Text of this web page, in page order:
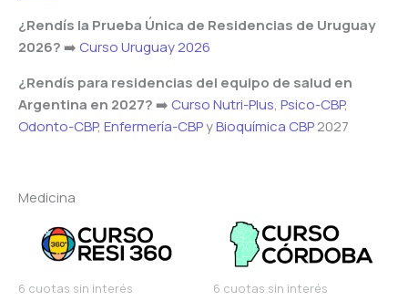
¿Rendís la Prueba Única de Residencias de Uruguay
2026?➡️ Curso Uruguay 2026
¿Rendís para residencias del equipo de salud en
Argentina en 2027?➡️ Curso Nutri-Plus, Psico-CBP,
Odonto-CBP, Enfermería-CBPyBioquímica CBP2027
Medicina
6 cuotas sin interés 6 cuotas sin interés